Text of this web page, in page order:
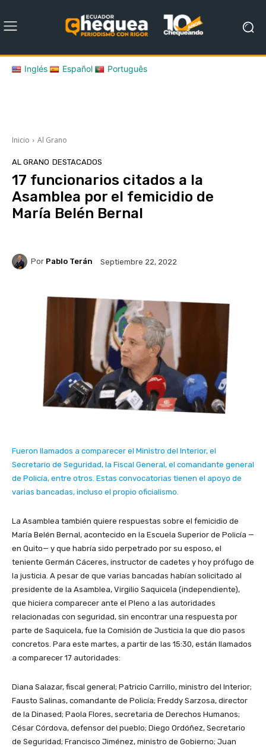
Inglés Español Português
Inicio Al Grano
AL GRANO DESTACADOS
17 funcionarios citados a la
Asamblea por el femicidio de
María Belén Bernal
Por Pablo Terán Septiembre 22, 2022
Fueron llamados a comparecer el Ministro del Interior, el
Secretario de Seguridad, la Fiscal General, el comandante general
de Policía, entre otros. Estas convocatorias tienen el apoyo de
varias bancadas, incluso el propio oficialismo.
La Asamblea también quiere respuestas sobre el femicidio de
María Belén Bernal, acontecido en la Escuela Superior de Policía —
en Quito— y que habría sido perpetrado por su esposo, el
teniente Germán Cáceres, instructor de cadetes y hoy prófugo de
la justicia. A pesar de que varias bancadas habían solicitado al
presidente de la Asamblea, Virgilio Saquicela (independiente),
que hiciera comparecer ante el Pleno a las autoridades
relacionadas con seguridad, sin encontrar una respuesta por
parte de Saquicela, fue la Comisión de Justicia la que dio pasos
concretos. Para este martes, a partir de las 15:30, están llamados
a comparecer 17 autoridades:
Diana Salazar, fiscal general; Patricio Carrillo, ministro del Interior;
Fausto Salinas, comandante de Policía; Freddy Sarzosa, director
de la Dinased; Paola Flores, secretaria de Derechos Humanos;
César Córdova, defensor del pueblo; Diego Ordóñez, Secretario
de Seguridad; Francisco Jiménez, ministro de Gobierno; Juan